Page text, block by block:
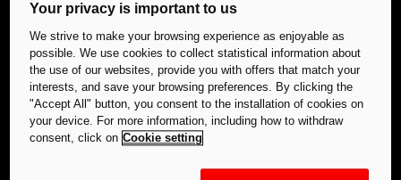
Your privacy is important to us
We strive to make your browsing experience as enjoyable as
possible. We use cookies to collect statistical information about
the use of our websites, provide you with offers that match your
interests, and save your browsing preferences. By clicking the
"Accept All" button, you consent to the installation of cookies on
your device. For more information, including how to withdraw
consent, click on Cookie setting